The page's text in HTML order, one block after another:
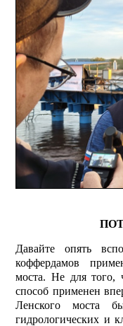
Давайте опять
коффердамов
моста. Не для того,
способ применен
Ленского моста
гидрологических и